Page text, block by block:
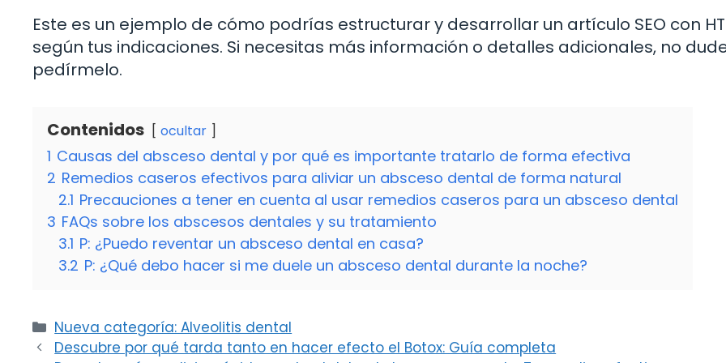
Este es un ejemplo de cómo podrías estructurar y desarrollar un artículo SEO con
según tus indicaciones. Si necesitas más información o detalles adicionales, no
pedírmelo.
Contenidos ocultar
1 Causas del absceso dental y por qué es importante tratarlo de forma efectiva
2 Remedios caseros efectivos para aliviar un absceso dental de forma natural
2.1 Precauciones a tener en cuenta al usar remedios caseros para un absceso dental
3 FAQs sobre los abscesos dentales y su tratamiento
3.1 P: ¿Puedo reventar un absceso dental en casa?
3.2 P: ¿Qué debo hacer si me duele un absceso dental durante la noche?
Categorías
Nueva categoría: Alveolitis dental
Descubre por qué tarda tanto en hacer efecto el Botox: Guía completa